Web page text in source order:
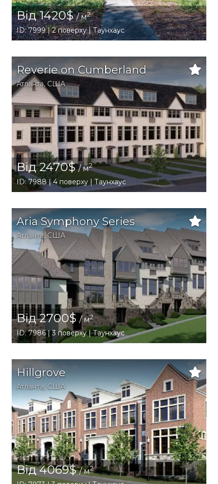
Від 1420$/ м2
ID: 7999 | 2 поверху | Таунхаус
Reverie on Cumberland
Атланта, США
Від 2470$/ м2
ID: 7988 | 4 поверху | Таунхаус
Aria Symphony Series
Атланта,США
Від 2700$ / м2
ID: 7986 | 3 поверху | Таунхаус
Hillgrove
Атланта, США
Від 4069$/ м2